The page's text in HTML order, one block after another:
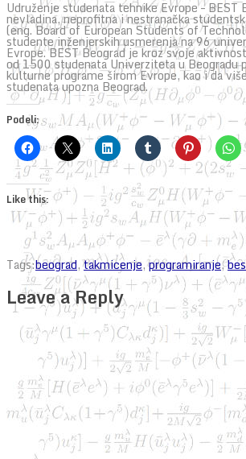
Udruženje studenata tehnike Evrope – BEST
nevladina, neprofitna i nestranačka
(eng. Board of European Students of
studente inženjerskih usmerenja na 96
Evrope. BEST Beograd je kroz svoje
od 1500 studenata Univerziteta u Beogradu
kulturne programe širom Evrope, kao i da
studenata upozna Beograd.
Podeli:
Like this:
Tags:beograd,takmicenje,programiranje,
Leave a Reply